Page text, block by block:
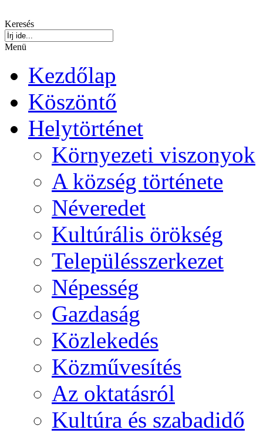
Keresés
Menü
Kezdőlap
Köszöntő
Helytörténet
Környezeti viszonyok
A község története
Néveredet
Kultúrális örökség
Településszerkezet
Népesség
Gazdaság
Közlekedés
Közművesítés
Az oktatásról
Kultúra és szabadidő